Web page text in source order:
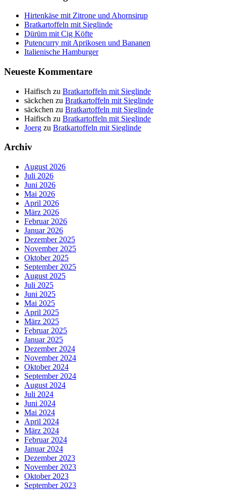
Hirtenkäse mit Zitrone und Ahornsirup
Bratkartoffeln mit Sieglinde
Dürüm mit Cig Köfte
Putencurry mit Aprikosen und Bananen
Italienische Hamburger
Neueste Kommentare
Haifisch zu Bratkartoffeln mit Sieglinde
säckchen zu Bratkartoffeln mit Sieglinde
säckchen zu Bratkartoffeln mit Sieglinde
Haifisch zu Bratkartoffeln mit Sieglinde
Joerg zu Bratkartoffeln mit Sieglinde
Archiv
August 2026
Juli 2026
Juni 2026
Mai 2026
April 2026
März 2026
Februar 2026
Januar 2026
Dezember 2025
November 2025
Oktober 2025
September 2025
August 2025
Juli 2025
Juni 2025
Mai 2025
April 2025
März 2025
Februar 2025
Januar 2025
Dezember 2024
November 2024
Oktober 2024
September 2024
August 2024
Juli 2024
Juni 2024
Mai 2024
April 2024
März 2024
Februar 2024
Januar 2024
Dezember 2023
November 2023
Oktober 2023
September 2023